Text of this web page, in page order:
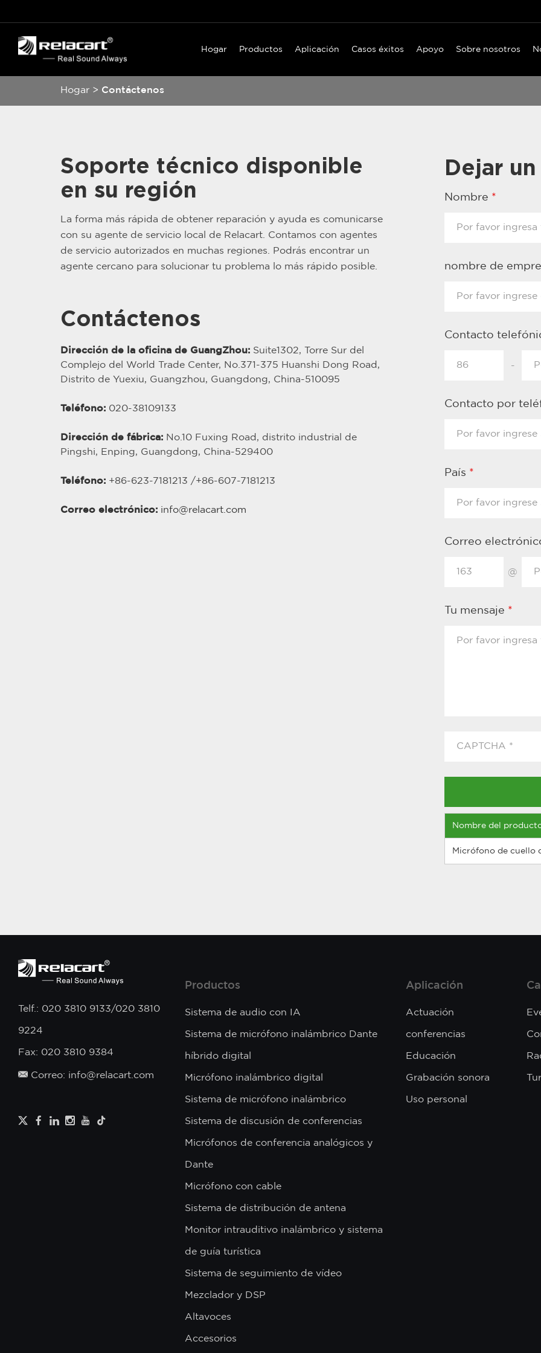
Hogar Productos Aplicación Casos éxitos Apoyo Sobre nosotros
Hogar > Contáctenos
Soporte técnico disponible
en su región
La forma más rápida de obtener reparación y ayuda es comunicarse
con su agente de servicio local de Relacart. Contamos con agentes
de servicio autorizados en muchas regiones. Podrás encontrar un
agente cercano para solucionar tu problema lo más rápido posible.
Contáctenos
Dirección de la oficina de GuangZhou: Suite1302, Torre Sur del
Complejo del World Trade Center, No.371-375 Huanshi Dong Road,
Distrito de Yuexiu, Guangzhou, Guangdong, China-510095
Teléfono: 020-38109133
Dirección de fábrica: No.10 Fuxing Road, distrito industrial de
Pingshi, Enping, Guangdong, China-529400
Teléfono: +86-623-7181213 /+86-607-7181213
Correo electrónico: info@relacart.com
Dejar
Nombre *
nombre de
Contacto
-
Contacto por
País *
Correo
@
Tu mensaje *
Nombre del
Micrófono de cuello
Telf.: 020 3810 9133/020 3810
9224
Fax: 020 3810 9384
Correo: info@relacart.com
Productos
Sistema de audio con IA
Sistema de micrófono inalámbrico Dante
híbrido digital
Micrófono inalámbrico digital
Sistema de micrófono inalámbrico
Sistema de discusión de conferencias
Micrófonos de conferencia analógicos y
Dante
Micrófono con cable
Sistema de distribución de antena
Monitor intrauditivo inalámbrico y sistema
de guía turística
Sistema de seguimiento de vídeo
Mezclador y DSP
Altavoces
Accesorios
Aplicación
Actuación
conferencias
Educación
Grabación sonora
Uso personal